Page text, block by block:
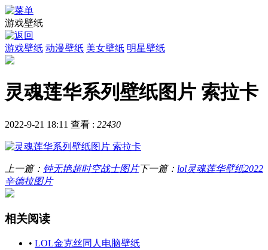
游戏壁纸
游戏壁纸 动漫壁纸 美女壁纸 明星壁纸
灵魂莲华系列壁纸图片 索拉卡
2022-9-21 18:11 查看 : 22430
上一篇： 钟无艳超时空战士图片下一篇： lol灵魂莲华壁纸2022
辛德拉图片
相关阅读
• LOL金克丝同人电脑壁纸